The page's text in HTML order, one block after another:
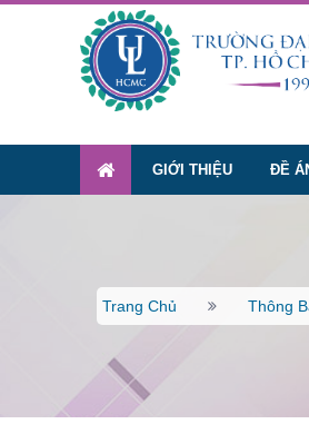
GIỚI THIỆU ĐỀ
Trang Chủ Thông